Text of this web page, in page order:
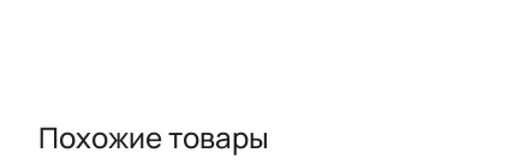
Похожие товары